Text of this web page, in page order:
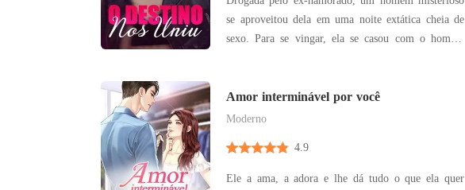
se aproveitou dela em uma noite extática cheia de
sexo. Para se vingar, ela se casou com o homem
apenas as amantes dele." Ela permaneceu firme
mesmo quando
Amor interminável por você
Moderno
4.9
Ele a ama, a adora e lhe dá tudo o que ela quer